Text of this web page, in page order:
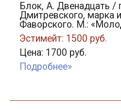
Блок, А. Двенадцать /
Дмитревского, марка
Фаворского. М.:
Эстимейт: 1500 руб.
Цена: 1700 руб.
Подробнее»